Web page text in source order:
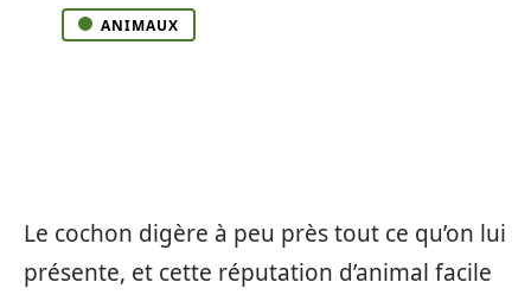
ANIMAUX
Le cochon digère à peu près tout ce qu’on lui
présente, et cette réputation d’animal facile